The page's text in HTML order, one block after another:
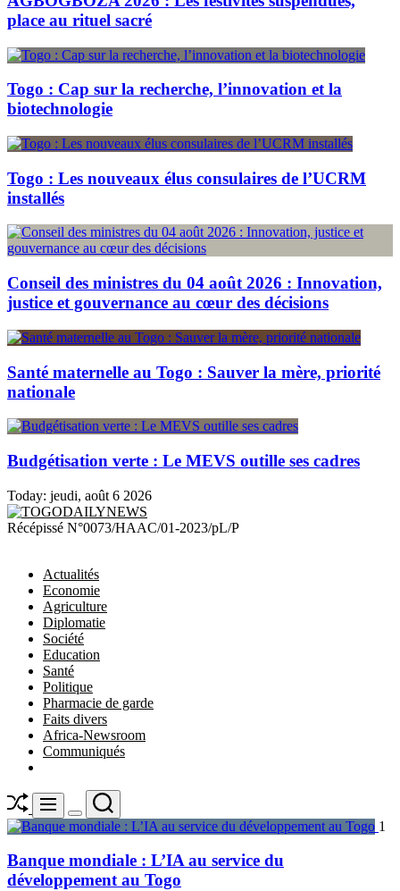
place au rituel sacré
Togo : Cap sur la recherche, l’innovation et la
biotechnologie
Togo : Les nouveaux élus consulaires de l’UCRM
installés
Conseil des ministres du 04 août 2026 : Innovation,
justice et gouvernance au cœur des décisions
Santé maternelle au Togo : Sauver la mère, priorité
nationale
Budgétisation verte : Le MEVS outille ses cadres
Today: jeudi, août 6 2026
TOGODAILYNEWS
Récépissé N°0073/HAAC/01-2023/pL/P
Actualités
Economie
Agriculture
Diplomatie
Société
Education
Santé
Politique
Pharmacie de garde
Faits divers
Africa-Newsroom
Communiqués
ShuffleMenu
Switch
color
Search
1
Banque mondiale : L’IA au service du
développement au Togo